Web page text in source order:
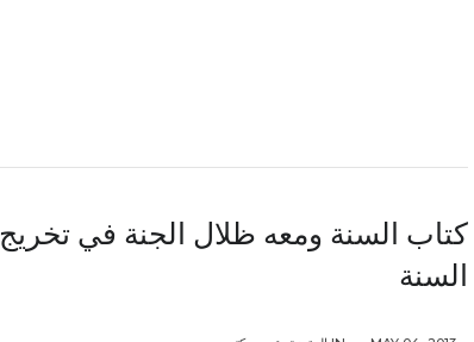
كتاب السنة ومعه ظلال الجنة في تخريج
السنة